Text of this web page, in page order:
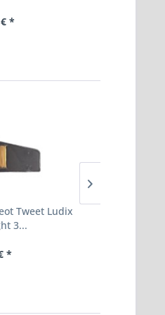
*
Tweet Ludix
3...
*